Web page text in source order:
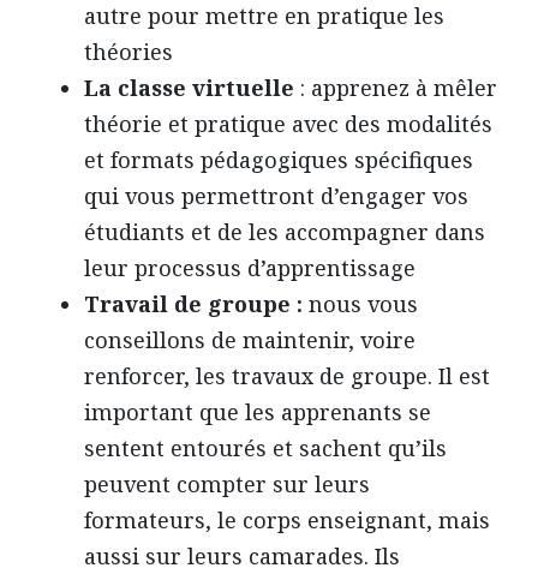
autre pour mettre en pratique les
théories
La classe virtuelle : apprenez à mêler
théorie et pratique avec des modalités
et formats pédagogiques spécifiques
qui vous permettront d’engager vos
étudiants et de les accompagner dans
leur processus d’apprentissage
Travail de groupe : nous vous
conseillons de maintenir, voire
renforcer, les travaux de groupe. Il est
important que les apprenants se
sentent entourés et sachent qu’ils
peuvent compter sur leurs
formateurs, le corps enseignant, mais
aussi sur leurs camarades. Ils